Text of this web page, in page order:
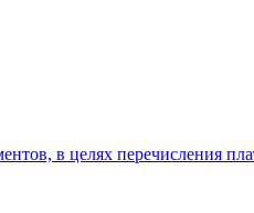
в целях перечисления